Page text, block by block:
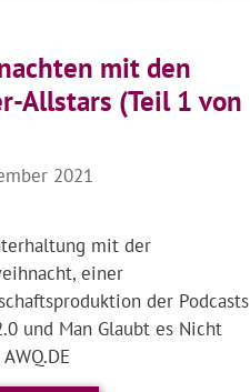
mit den
Allstars (Teil 1 von
2021
mit der
einer
der Podcasts
und Man Glaubt es Nicht